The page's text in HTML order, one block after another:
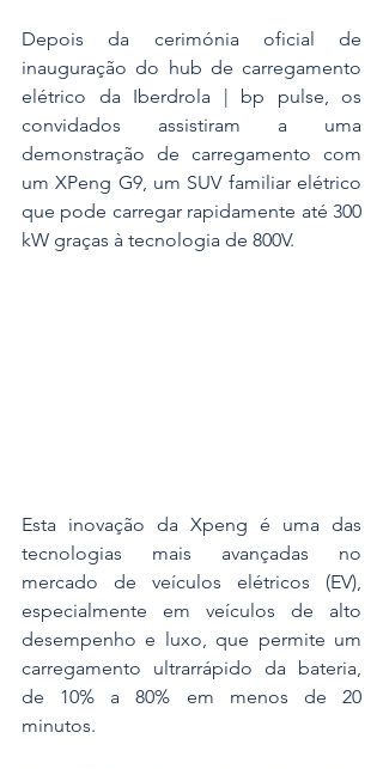
Depois da cerimónia oficial de
inauguração do hub de carregamento
elétrico da Iberdrola | bp pulse, os
convidados assistiram a uma
demonstração de carregamento com
um XPeng G9, um SUV familiar elétrico
que pode carregar rapidamente até 300
kW graças à tecnologia de 800V.
Esta inovação da Xpeng é uma das
tecnologias mais avançadas no
mercado de veículos elétricos (EV),
especialmente em veículos de alto
desempenho e luxo, que permite um
carregamento ultrarrápido da bateria,
de 10% a 80% em menos de 20
minutos.